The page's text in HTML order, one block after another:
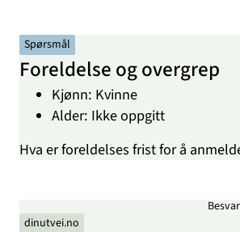
Spørsmål
Foreldelse og overgrep
Kjønn: Kvinne
Alder: Ikke oppgitt
Hva er foreldelses frist for å
dinutvei.no